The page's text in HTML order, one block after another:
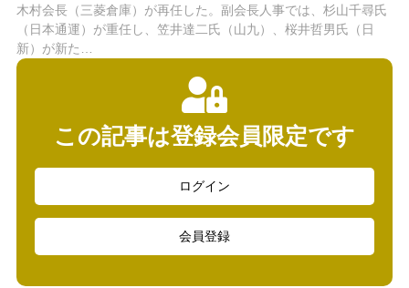
木村会長（三菱倉庫）が再任した。副会長人事では、杉山千尋氏
（日本通運）が重任し、笠井達二氏（山九）、桜井哲男氏（日
新）が新た…
この記事は登録会員限定です
ログイン
会員登録